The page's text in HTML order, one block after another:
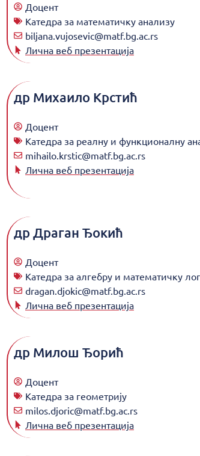
Доцент
Катедра за математичку анализу
biljana.vujosevic@matf.bg.ac.rs
Лична веб презентација
др Михаило Крстић
Доцент
Катедра за реалну и функционалну
mihailo.krstic@matf.bg.ac.rs
Лична веб презентација
др Драган Ђокић
Доцент
Катедра за алгебру и математичку
dragan.djokic@matf.bg.ac.rs
Лична веб презентација
др Милош Ђорић
Доцент
Катедра за геометрију
milos.djoric@matf.bg.ac.rs
Лична веб презентација